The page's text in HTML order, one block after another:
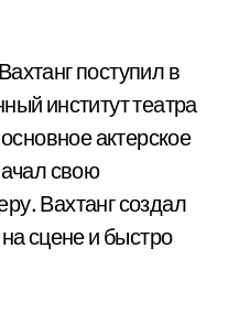
поступил в
институт театра
актерское
свою
Вахтанг создал
сцене и быстро